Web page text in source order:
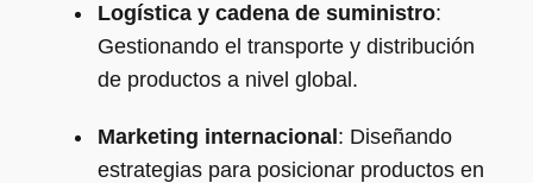
Logística y cadena de suministro:
Gestionando el transporte y distribución
de productos a nivel global.
Marketing internacional : Diseñando
estrategias para posicionar productos en